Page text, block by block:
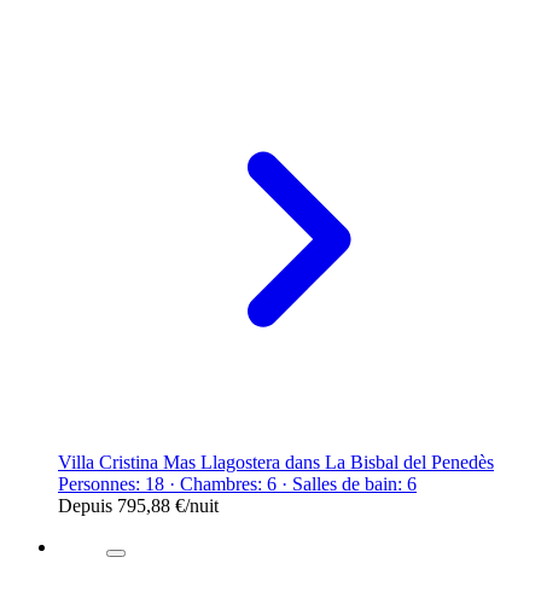
Villa Cristina Mas Llagostera dans La Bisbal del Penedès
Personnes: 18 · Chambres: 6 · Salles de bain: 6
Depuis 795,88 €/nuit